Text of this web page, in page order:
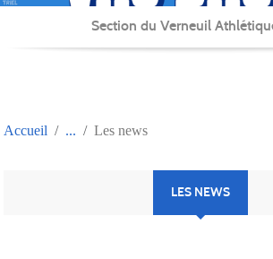
Section du Verneuil
Accueil Les news
LES NEWS